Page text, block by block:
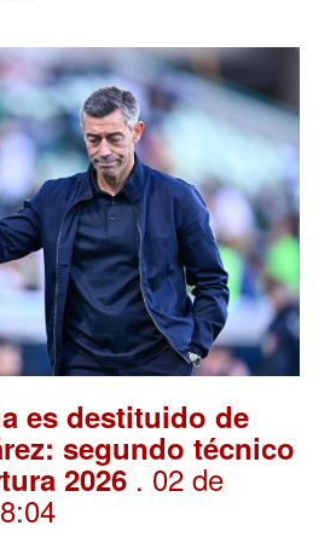
es destituido de
segundo técnico
2026 . 02 de